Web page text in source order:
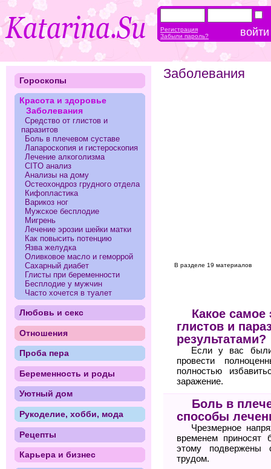
Заболевания
В разделе 19 материалов
Какое
глистов и
результатами?
Если у вас были
провести
полностью
заражение.
Боль в
способы
Чрезмерное
временем
этому подвержены
трудом.
Гороскопы
Красота и здоровье
Заболевания
Средство от глистов и
паразитов
Боль в плечевом суставе
Лапароскопия и гистероскопия
Лечение алкоголизма
CITO анализ
Анализы на дому
Остеохондроз грудного отдела
Кифопластика
Варикоз ног
Мужское бесплодие
Мигрень
Лечение эрозии шейки матки
Как повысить потенцию
Язва желудка
Оливковое масло и геморрой
Сахарный диабет
Глисты при беременности
Бесплодие у мужчин
Часто хочется в туалет
Любовь и секс
Отношения
Проба пера
Беременность и роды
Уютный дом
Рукоделие, хобби, мода
Рецепты
Карьера и бизнес
Регистрация
Забыли пароль?